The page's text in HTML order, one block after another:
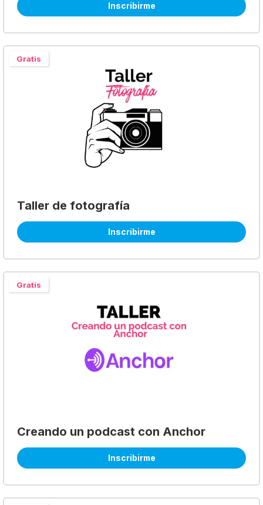
Inscribirme
Gratis
Taller de fotografía
Inscribirme
Gratis
Creando un podcast con Anchor
Inscribirme